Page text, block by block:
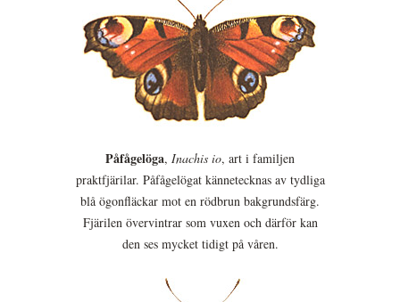
Påfågelöga, Inachis io, art i familjen
praktfjärilar. Påfågelögat kännetecknas av tydliga
blå ögonfläckar mot en rödbrun bakgrundsfärg.
Fjärilen övervintrar som vuxen och därför kan
den ses mycket tidigt på våren.